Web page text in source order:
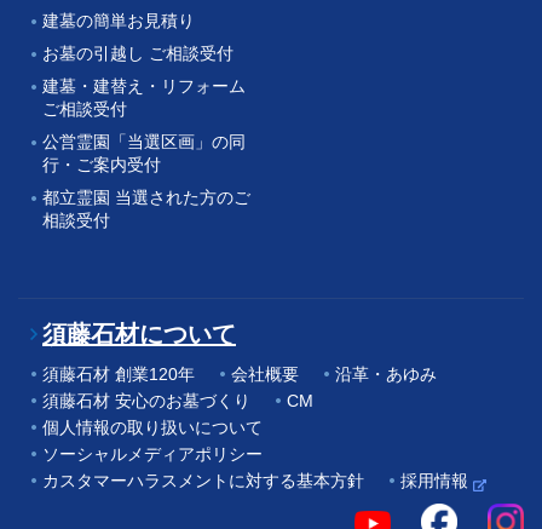
建墓の簡単お見積り
お墓の引越し ご相談受付
建墓・建替え・リフォーム
ご相談受付
公営霊園「当選区画」の同
行・ご案内受付
都立霊園 当選された方のご
相談受付
須藤石材について
須藤石材 創業120年 会社概要
沿革・あゆみ
須藤石材 安心のお墓づくり
CM
個人情報の取り扱いについて
ソーシャルメディアポリシー
カスタマーハラスメントに対する基本方針
採用情報